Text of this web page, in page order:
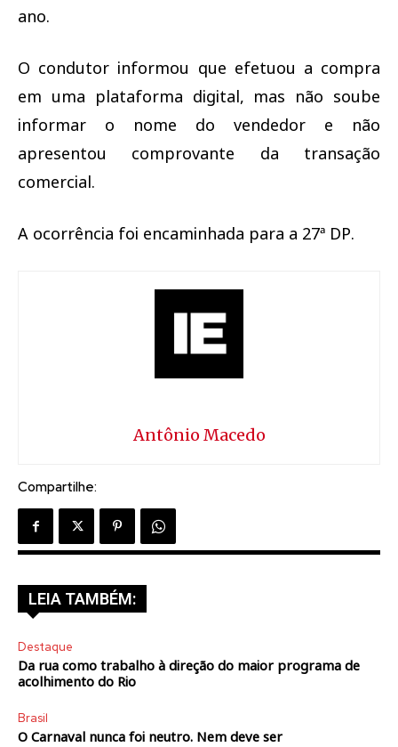
ano.
O condutor informou que efetuou a compra
em uma plataforma digital, mas não soube
informar o nome do vendedor e não
apresentou comprovante da transação
comercial.
A ocorrência foi encaminhada para a 27ª DP.
Antônio Macedo
Compartilhe:
LEIA TAMBÉM:
Destaque
Da rua como trabalho à direção do maior programa de
acolhimento do Rio
Brasil
O Carnaval nunca foi neutro. Nem deve ser